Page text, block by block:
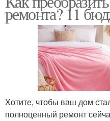
ремонта? 11
Хотите, чтобы ваш дом
полноценный ремонт